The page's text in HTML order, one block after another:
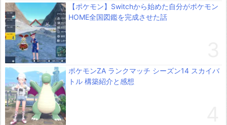
【ポケモン】Switchから始めた自分がポケモン
HOME全国図鑑を完成させた話
ポケモンZA ランクマッチ シーズン14 スカイバ
トル 構築紹介と感想